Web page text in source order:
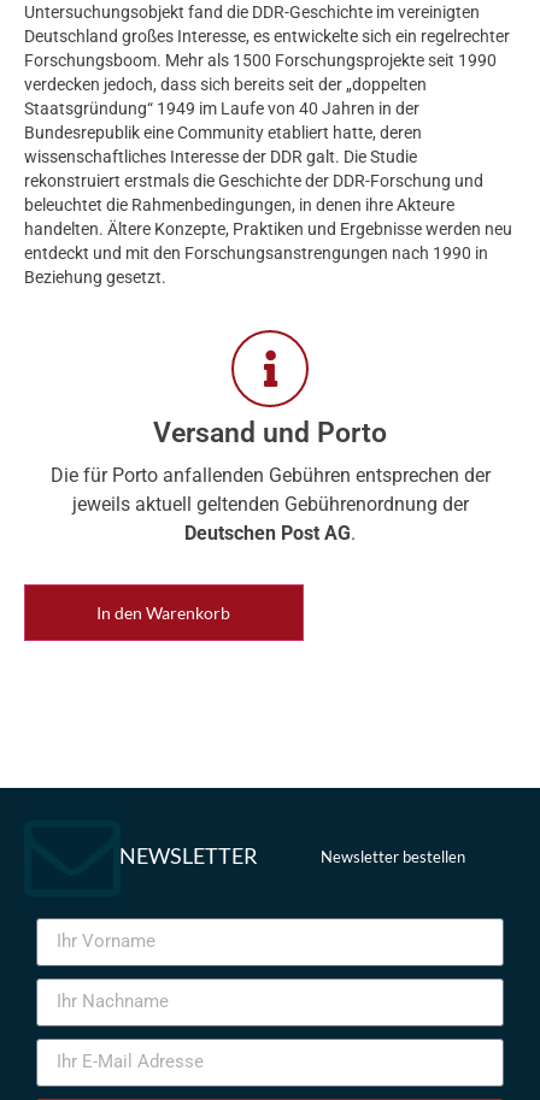
Untersuchungsobjekt fand die DDR-Geschichte im vereinigten
Deutschland großes Interesse, es entwickelte sich ein regelrechter
Forschungsboom. Mehr als 1500 Forschungsprojekte seit 1990
verdecken jedoch, dass sich bereits seit der „doppelten
Staatsgründung“ 1949 im Laufe von 40 Jahren in der
Bundesrepublik eine Community etabliert hatte, deren
wissenschaftliches Interesse der DDR galt. Die Studie
rekonstruiert erstmals die Geschichte der DDR-Forschung und
beleuchtet die Rahmenbedingungen, in denen ihre Akteure
handelten. Ältere Konzepte, Praktiken und Ergebnisse werden neu
entdeckt und mit den Forschungsanstrengungen nach 1990 in
Beziehung gesetzt.
Versand und Porto
Die für Porto anfallenden Gebühren entsprechen der
jeweils aktuell geltenden Gebührenordnung der
Deutschen Post AG.
In den Warenkorb
NEWSLETTER Newsletter bestellen